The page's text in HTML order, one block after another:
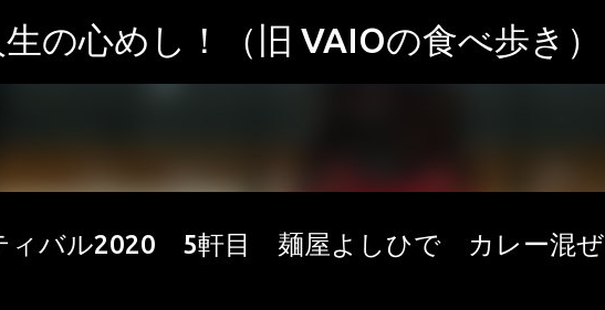
スキップしてメイン コンテンツに移動
の心めし！（旧 VAIOの食べ歩き）
ィバル2020 5軒目 麺屋よしひで カレー混ぜ